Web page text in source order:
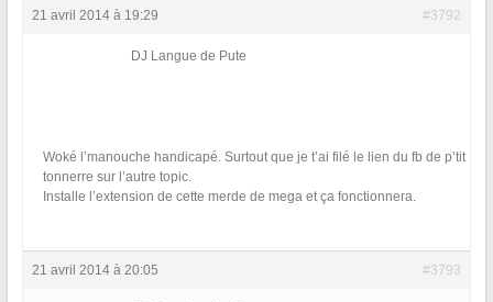
21 avril 2014 à 19:29 #3792
DJ Langue de Pute
Woké l’manouche handicapé. Surtout que je t’ai filé le lien du fb de p’tit
tonnerre sur l’autre topic.
Installe l’extension de cette merde de mega et ça fonctionnera.
21 avril 2014 à 20:05 #3793